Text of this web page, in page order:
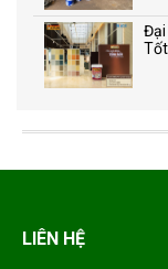
Đại
LIÊN HỆ